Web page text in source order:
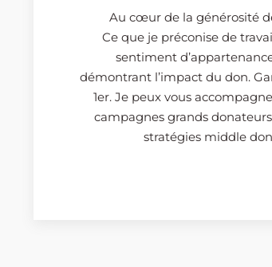
Au cœur de la générosité
Ce que je préconise de
sentiment
démontrant l’impact du don.
1er. Je peux vous
campagnes grands
stratégies middle